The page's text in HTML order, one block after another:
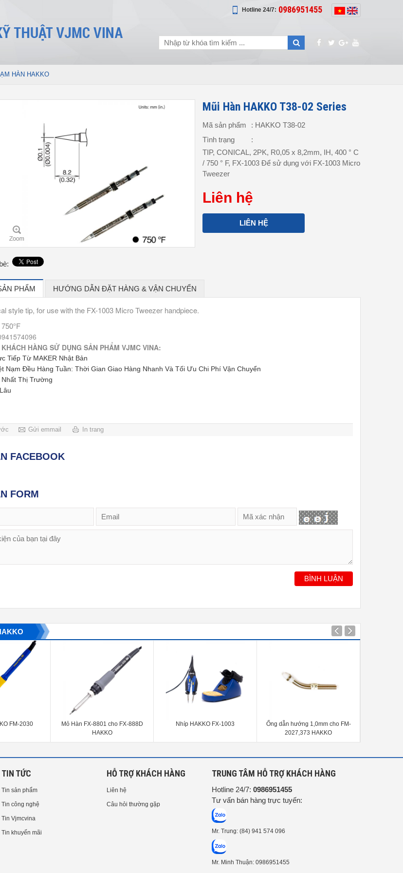
Hotline 24/7: 0986951455
HÀN HAKKO
Mũi Hàn HAKKO T38-02 Series
Mã sản phẩm
: HAKKO T38-02
Tình trạng
:
TIP, CONICAL, 2PK, R0,05 x 8,2mm, IH, 400 ° C
/ 750 ° F, FX-1003 Để sử dụng với FX-1003 Micro
Tweezer
Liên hệ
LIÊN HỆ
PHẨM HƯỚNG DẪN ĐẶT HÀNG & VẬN CHUYỂN
style tip, for use with the FX-1003 Micro Tweezer handpiece.
750°F
HÀNG SỬ DỤNG SẢN PHẨM VJMC VINA:
Tiếp Từ MAKER Nhật Bản
Nạm Đều Hàng Tuần: Thời Gian Giao Hàng Nhanh Và Tối Ưu Chi Phí Vận Chuyển
Thị Trường
Gửi emmail In trang
FACEBOOK
FORM
BÌNH LUẬN
FM-2030
Mỏ Hàn FX-8801 cho FX-888D
HAKKO
Nhíp HAKKO FX-1003
Ống dẫn hướng 1,0mm cho FM-
2027,373 HAKKO
TIN TỨC
Tin sản phẩm
Tin công nghệ
Tin Vjmcvina
Tin khuyến mãi
HỖ TRỢ KHÁCH HÀNG
Liên hệ
Câu hỏi thường gặp
TRUNG TÂM HỖ TRỢ KHÁCH HÀNG
Hotline 24/7: 0986951455
Tư vấn bán hàng trực tuyến:
Mr. Trung: (84) 941 574 096
Mr. Minh Thuận: 0986951455